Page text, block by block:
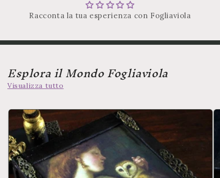
Racconta la tua esperienza con Fogliaviola
Esplora il Mondo Fogliaviola
Visualizza tutto